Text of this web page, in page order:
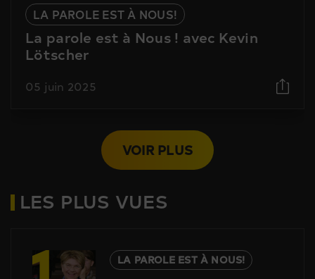
LA PAROLE EST À NOUS!
La parole est à Nous ! avec Kevin
Lötscher
05 juin 2025
VOIR PLUS
LES PLUS VUES
LA PAROLE EST À NOUS!